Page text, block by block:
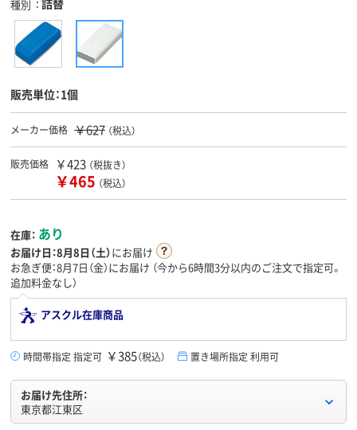
種別 詰替
販売単位：1個
メーカー価格 ￥627 （税込）
販売価格 ￥423 （税抜き）
￥465 （税込）
在庫： あり
お届け日：8月8日（土）にお届け
お急ぎ便：8月7日（金）にお届け （今から6時間3分以内のご注文で指定可。
追加料金なし）
アスクル在庫商品
時間帯指定 指定可 ￥385（税込） 置き場所指定 利用可
お届け先住所：
東京都江東区